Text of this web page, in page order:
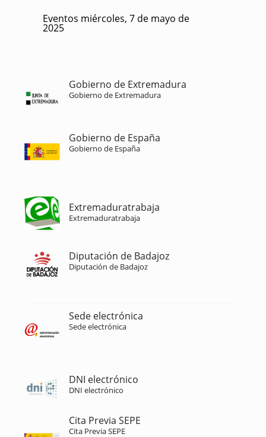
Eventos miércoles, 7 de mayo de
2025
Gobierno de Extremadura
Gobierno de Extremadura
Gobierno de España
Gobierno de España
Extremaduratrabaja
Extremaduratrabaja
Diputación de Badajoz
Diputación de Badajoz
Sede electrónica
Sede electrónica
DNI electrónico
DNI electrónico
Cita Previa SEPE
Cita Previa SEPE